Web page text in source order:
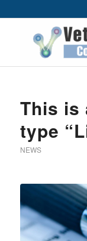
This is
type
NEWS